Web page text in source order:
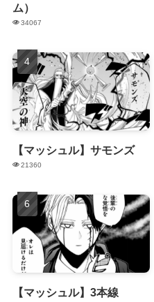
ム）
34067
【マッシュル】サモンズ
21360
【マッシュル】3本線